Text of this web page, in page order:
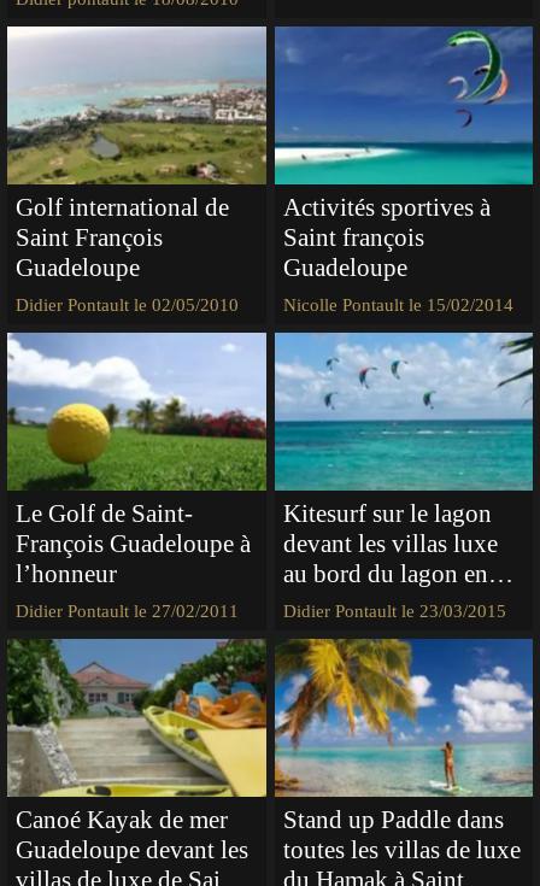
Didier Pontault le 02/05/2010
Golf international de
Saint François
Guadeloupe
Nicolle Pontault le 15/02/2014
Activités sportives à
Saint françois
Guadeloupe
Didier Pontault le 27/02/2011
Le Golf de Saint-
François Guadeloupe à
l’honneur
Didier Pontault le 23/03/2015
Kitesurf sur le lagon
devant les villas luxe
au bord du lagon en
Guadeloupe
Canoé Kayak de mer
Guadeloupe devant les
villas de luxe de Saint
Stand up Paddle dans
toutes les villas de luxe
du Hamak à Saint